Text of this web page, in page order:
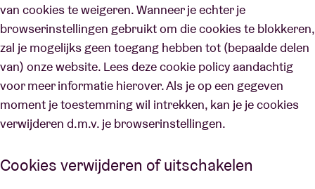
van cookies te weigeren. Wanneer je echter je
browserinstellingen gebruikt om die cookies te blokkeren,
zal je mogelijks geen toegang hebben tot (bepaalde delen
van) onze website. Lees deze cookie policy aandachtig
voor meer informatie hierover. Als je op een gegeven
moment je toestemming wil intrekken, kan je je cookies
verwijderen d.m.v. je browserinstellingen.
Cookies verwijderen of uitschakelen